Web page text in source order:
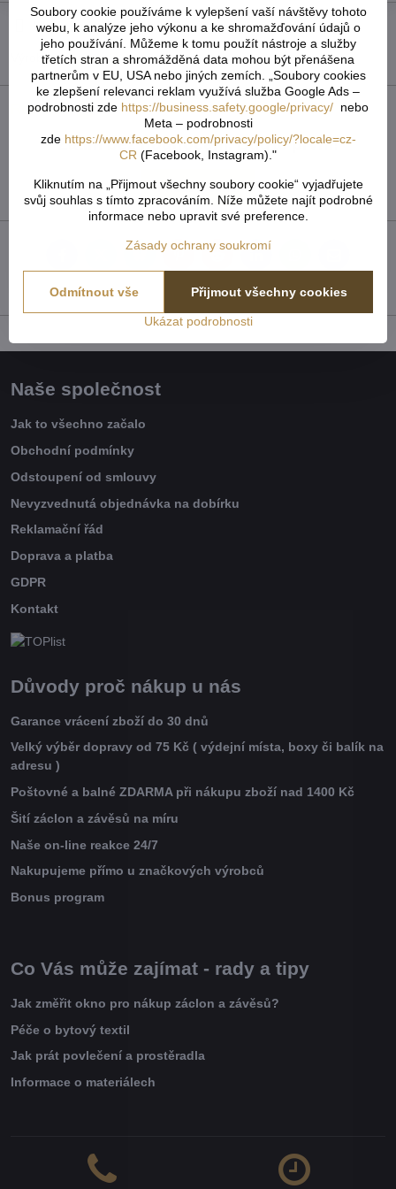
Hlídací pes Doručení
Výrobce:Výroba EU
Recenze 0
Zatím bez hodnocení. Buďte první!
Přidat recenzi
mail
Naše společnost
Jak to všechno začalo
Obchodní podmínky
Odstoupení od smlouvy
Nevyzvednutá objednávka na dobírku
Reklamační řád
Doprava a platba
GDPR
Kontakt
Důvody proč nákup u nás
Garance vrácení zboží do 30 dnů
Velký výběr dopravy od 75 Kč ( výdejní místa, boxy či balík na
adresu )
Poštovné a balné ZDARMA při nákupu zboží nad 1400 Kč
Šití záclon a závěsů na míru
Naše on-line reakce 24/7
Nakupujeme přímo u značkových výrobců
Bonus program
Co Vás může zajímat - rady a tipy
Jak změřit okno pro nákup záclon a závěsů?
Péče o bytový textil
Jak prát povlečení a prostěradla
Informace o materiálech
Soubory cookie používáme k vylepšení vaší návštěvy tohoto
webu, k analýze jeho výkonu a ke shromažďování údajů o
jeho používání. Můžeme k tomu použít nástroje a služby
třetích stran a shromážděná data mohou být přenášena
partnerům v EU, USA nebo jiných zemích. „Soubory cookies
ke zlepšení relevanci reklam využívá služba Google Ads –
podrobnosti zde https://business.safety.google/privacy/ nebo
Meta – podrobnosti
zde https://www.facebook.com/privacy/policy/?locale=cz-
CR (Facebook, Instagram)."
Kliknutím na „Přijmout všechny soubory cookie“ vyjadřujete
svůj souhlas s tímto zpracováním. Níže můžete najít podrobné
informace nebo upravit své preference.
Zásady ochrany soukromí
Ukázat podrobnosti
Přijmout všechny cookies
Odmítnout vše